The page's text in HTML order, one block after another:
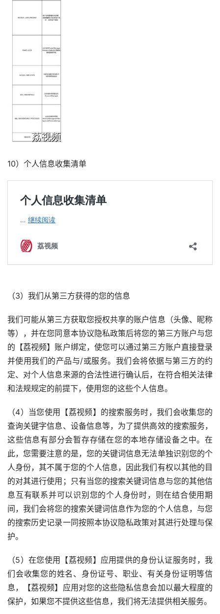
10）个人信息收集清单
（3）我们从第三方获得的您的信息
我们可能从第三方获取您授权共享的账户信息（头像、昵称
等），并在您同意本协议隐私政策后将您的第三方账户与您
的【荔视频】账户绑定，使您可以通过第三方账户直接登录
并使用我们的产品与/或服务。我们会将依据与第三方的约
定、对个人信息来源的合法性进行确认后，在符合相关法律
和法规规定的前提下，使用您的这些个人信息。
（4）当您使用【荔视频】的搜索服务时，我们会收集您的
查询关键字信息、设备信息等，为了提供高效的搜索服务，
这些信息有部分会暂存存储在您的本地存储设备之中。在
此，您需要注意的是，您的关键词信息无法单独识别您的个
人身份，其不属于您的个人信息，因此我们有权以其他的目
的对其进行使用；只有当您的搜索关键词信息与您的其他信
息互有联系并可以识别您的个人身份时，则在结合使用期
间，我们会将您的搜索关键词信息作为您的个人信息，与您
的搜索历史记录一同按照本协议隐私政策对其进行处理与保
护。
（5）在您使用【荔视频】应用提供的身份认证服务时，我
们会收集您的姓名、身份证号、职业、有关身份证明等信
息，【荔视频】应用对您的这些隐私信息会加以最大程度的
保护，如果您不提供这些信息，我们将无法提供相关服务。